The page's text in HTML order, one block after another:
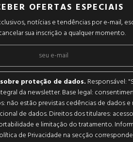
OFERTAS ESPECIAIS
notícias e tendências por e-mail,
sua inscrição a qualquer momento.
proteção de dados. Responsável:
da newsletter. Base legal:
não estão previstas cedências de dados
de dados. Direitos dos titulares:
e limitação do tratamento.
de Privacidade na secção